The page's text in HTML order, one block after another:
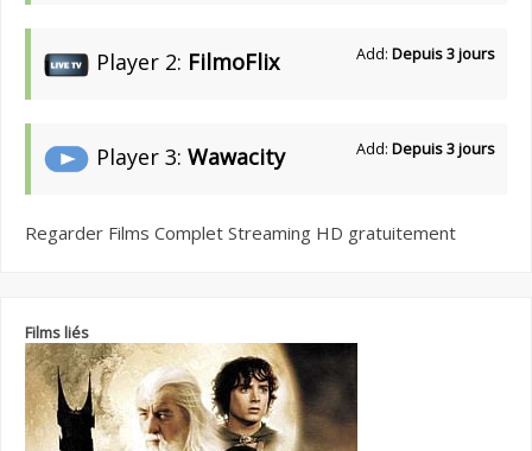
Player 2: FilmoFlix Add: Depuis 3 jours
Player 3: Wawacity Add: Depuis 3 jours
Regarder Films Complet Streaming HD gratuitement
Films liés